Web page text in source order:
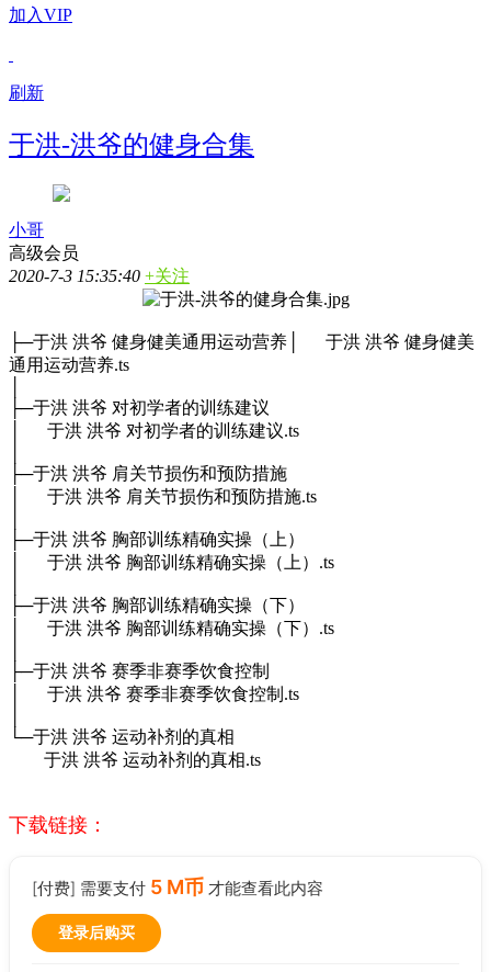
加入VIP
刷新
于洪-洪爷的健身合集
小哥
高级会员
2020-7-3 15:35:40 +关注
├─于洪 洪爷 健身健美通用运动营养 │ 于洪 洪爷 健身健美
通用运动营养.ts
├─于洪 洪爷 对初学者的训练建议
│ 于洪 洪爷 对初学者的训练建议.ts
├─于洪 洪爷 肩关节损伤和预防措施
│ 于洪 洪爷 肩关节损伤和预防措施.ts
├─于洪 洪爷 胸部训练精确实操（上）
│ 于洪 洪爷 胸部训练精确实操（上）.ts
├─于洪 洪爷 胸部训练精确实操（下）
│ 于洪 洪爷 胸部训练精确实操（下）.ts
├─于洪 洪爷 赛季非赛季饮食控制
│ 于洪 洪爷 赛季非赛季饮食控制.ts
└─于洪 洪爷 运动补剂的真相
于洪 洪爷 运动补剂的真相.ts
下载链接：
[付费] 需要支付 5 M币 才能查看此内容
登录后购买